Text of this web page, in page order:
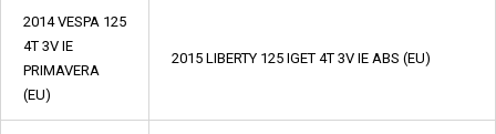
2014 VESPA 125
4T 3V IE
PRIMAVERA
(EU)
2015 LIBERTY 125 IGET 4T 3V IE ABS (EU)